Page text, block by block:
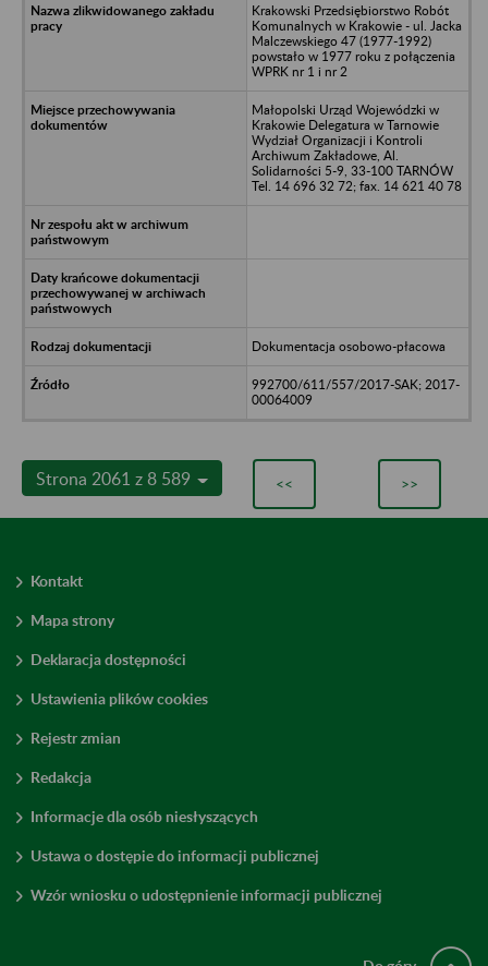
Krakowski Przedsiębiorstwo Robót
Komunalnych w Krakowie - ul. Jacka
Malczewskiego 47 (1977-1992)
powstało w 1977 roku z połączenia
WPRK nr 1 i nr 2
Małopolski Urząd Wojewódzki w
Krakowie Delegatura w Tarnowie
Wydział Organizacji i Kontroli
Archiwum Zakładowe, Al.
Solidarności 5-9, 33-100 TARNÓW
Tel. 14 696 32 72; fax. 14 621 40 78
Dokumentacja osobowo-płacowa
992700/611/557/2017-SAK; 2017-
00064009
Strona 2061 z 8 589 << >>
Kontakt
Mapa strony
Deklaracja dostępności
Ustawienia plików cookies
Rejestr zmian
Redakcja
Informacje dla osób niesłyszących
Ustawa o dostępie do informacji publicznej
Wzór wniosku o udostępnienie informacji publicznej